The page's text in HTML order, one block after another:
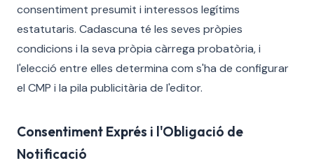
consentiment presumit i interessos legítims
estatutaris. Cadascuna té les seves pròpies
condicions i la seva pròpia càrrega probatòria, i
l'elecció entre elles determina com s'ha de configurar
el CMP i la pila publicitària de l'editor.
Consentiment Exprés i l'Obligació de
Notificació